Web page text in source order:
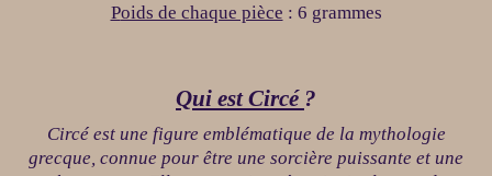
Poids de chaque pièce : 6 grammes
Qui estCircé ?
Circé est une figure emblématique de la mythologie
grecque, connue pour être une sorcière puissante et une